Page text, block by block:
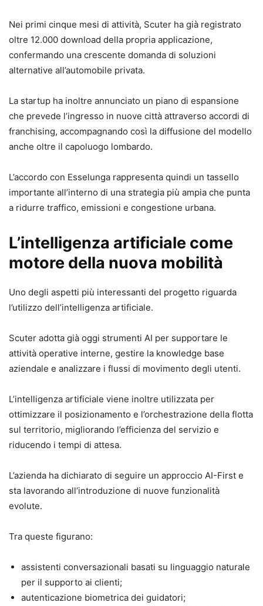
Nei primi cinque mesi di attività, Scuter ha già registrato
oltre 12.000 download della propria applicazione,
confermando una crescente domanda di soluzioni
alternative all’automobile privata.
La startup ha inoltre annunciato un piano di espansione
che prevede l’ingresso in nuove città attraverso accordi di
franchising, accompagnando così la diffusione del modello
anche oltre il capoluogo lombardo.
L’accordo con Esselunga rappresenta quindi un tassello
importante all’interno di una strategia più ampia che punta
a ridurre traffico, emissioni e congestione urbana.
L’intelligenza artificiale come
motore della nuova mobilità
Uno degli aspetti più interessanti del progetto riguarda
l’utilizzo dell’intelligenza artificiale.
Scuter adotta già oggi strumenti AI per supportare le
attività operative interne, gestire la knowledge base
aziendale e analizzare i flussi di movimento degli utenti.
L’intelligenza artificiale viene inoltre utilizzata per
ottimizzare il posizionamento e l’orchestrazione della flotta
sul territorio, migliorando l’efficienza del servizio e
riducendo i tempi di attesa.
L’azienda ha dichiarato di seguire un approccio AI-First e
sta lavorando all’introduzione di nuove funzionalità
evolute.
Tra queste figurano:
assistenti conversazionali basati su linguaggio naturale
per il supporto ai clienti;
autenticazione biometrica dei guidatori;